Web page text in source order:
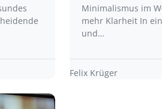
Minimalismus im
mehr Klarheit In
und…
Felix Krüger